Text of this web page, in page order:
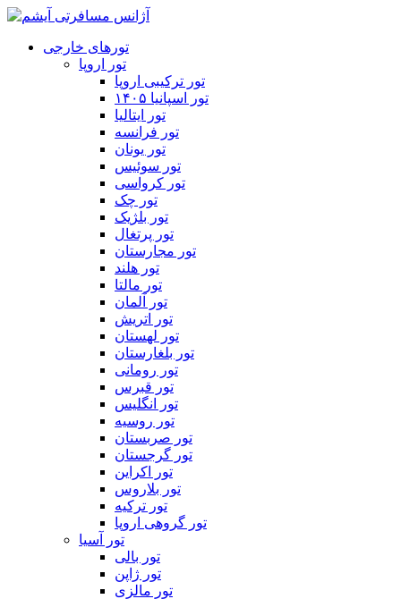
تورهای خارجی
تور اروپا
تور ترکیبی اروپا
تور اسپانیا ۱۴۰۵
تور ایتالیا
تور فرانسه
تور یونان
تور سوئیس
تور کرواسی
تور چک
تور بلژیک
تور پرتغال
تور مجارستان
تور هلند
تور مالتا
تور آلمان
تور اتریش
تور لهستان
تور بلغارستان
تور رومانی
تور قبرس
تور انگلیس
تور روسیه
تور صربستان
تور گرجستان
تور اکراین
تور بلاروس
تور ترکیه
تور گروهی اروپا
تور آسیا
تور بالی
تور ژاپن
تور مالزی